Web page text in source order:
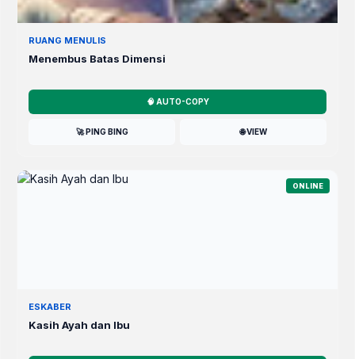
RUANG MENULIS
Menembus Batas Dimensi
🧠 AUTO-COPY
🚀 PING BING 🌐 VIEW
ONLINE
ESKABER
Kasih Ayah dan Ibu